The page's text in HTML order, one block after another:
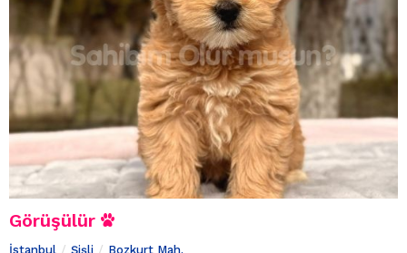
Görüşülür
İstanbul Şişli Bozkurt Mah.